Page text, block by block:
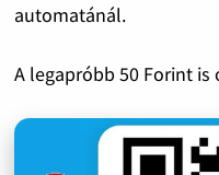
automatánál.
A legapróbb 50 Forint is